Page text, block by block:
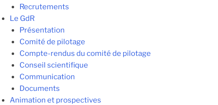
Recrutements
Le GdR
Présentation
Comité de pilotage
Compte-rendus du comité de pilotage
Conseil scientifique
Communication
Documents
Animation et prospectives